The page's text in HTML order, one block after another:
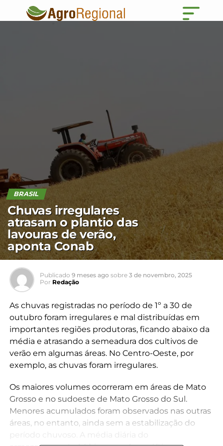
BRASIL
Chuvas irregulares
atrasam o plantio das
lavouras de verão,
aponta Conab
Publicado 9 meses ago sobre 3 de novembro, 2025
Por Redação
As chuvas registradas no período de 1º a 30 de
outubro foram irregulares e mal distribuídas em
importantes regiões produtoras, ficando abaixo da
média e atrasando a semeadura dos cultivos de
verão em algumas áreas. No Centro-Oeste, por
exemplo, as chuvas foram irregulares.
Os maiores volumes ocorreram em áreas de Mato
Grosso e no sudoeste de Mato Grosso do Sul.
Menores acumulados foram observados nas outras
áreas, no entanto, ainda sem a estabilização do